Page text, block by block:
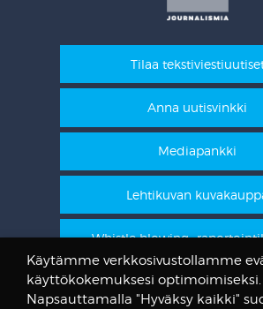
Tilaa
Anna uutisvinkki
Mediapankki
Lehtikuvan
Whistle blowing -
STT Info
Käytämme verkkosivustollamme
käyttökokemuksesi optimoimiseksi.
Napsauttamalla "Hyväksy kaikki"